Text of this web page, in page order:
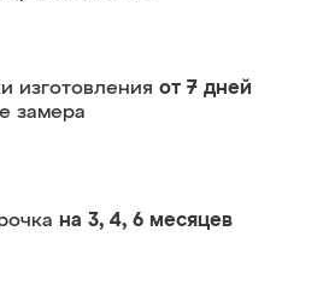
изготовления от 7 дней
замера
на 3, 4, 6 месяцев